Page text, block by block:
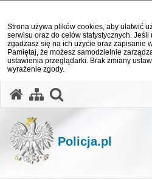
Strona używa plików cookies, aby ułatwić
serwisu oraz do celów statystycznych.
zgadzasz się na ich użycie oraz zapisanie
Pamiętaj, że możesz samodzielnie
ustawienia przeglądarki. Brak zmiany
wyrażenie zgody.
Policja.pl